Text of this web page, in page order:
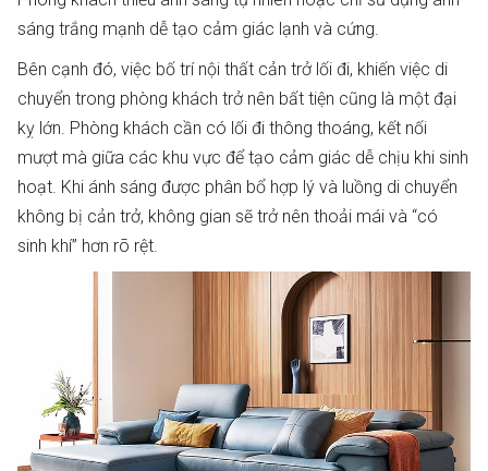
sáng trắng mạnh dễ tạo cảm giác lạnh và cứng.
Bên cạnh đó, việc bố trí nội thất cản trở lối đi, khiến việc di
chuyển trong phòng khách trở nên bất tiện cũng là một đại
kỵ lớn. Phòng khách cần có lối đi thông thoáng, kết nối
mượt mà giữa các khu vực để tạo cảm giác dễ chịu khi sinh
hoạt. Khi ánh sáng được phân bổ hợp lý và luồng di chuyển
không bị cản trở, không gian sẽ trở nên thoải mái và “có
sinh khí” hơn rõ rệt.